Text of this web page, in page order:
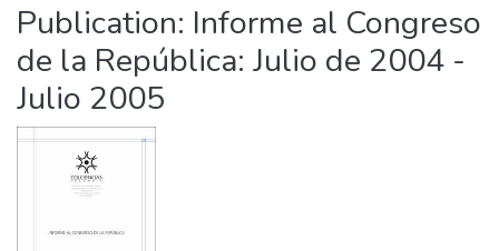
Publication: Informe al Congreso
de la República: Julio de 2004 -
Julio 2005